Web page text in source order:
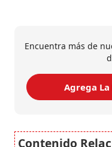
Encuentra más de
Agrega